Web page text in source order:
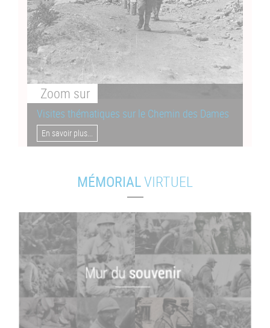
Zoom sur
Visites thématiques sur le Chemin des Dames
En savoir plus...
MÉMORIALVIRTUEL